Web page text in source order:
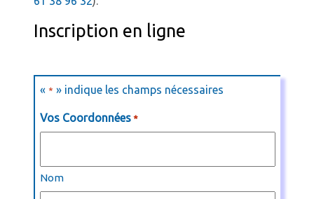
Inscription en ligne
« * » indique les champs nécessaires
Vos Coordonnées *
Nom